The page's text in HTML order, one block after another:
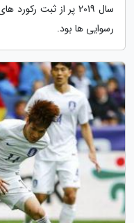
سال 2019 پر از ثبت
رسوایی ها بود.